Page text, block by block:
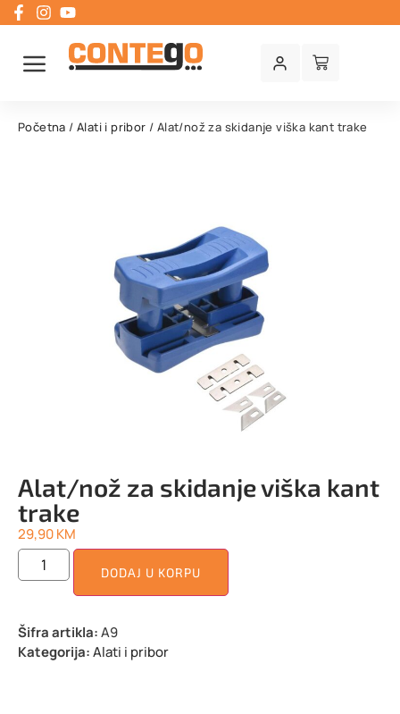
Početna /Alati i pribor / Alat/nož za skidanje viška kant trake
Alat/nož za skidanje viška kant
trake
29,90KM
DODAJ U KORPU
Šifra artikla:A9
Kategorija:Alati i pribor